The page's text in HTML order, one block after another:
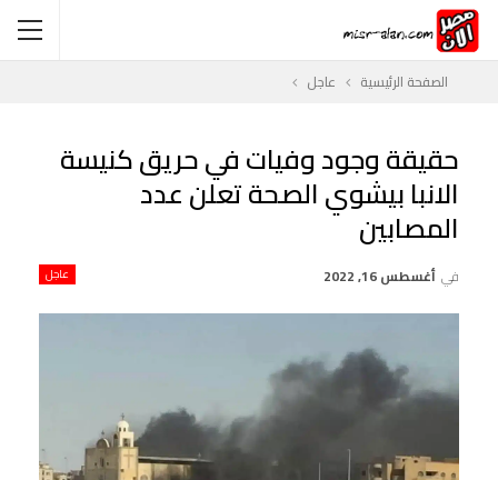
الصفحة الرئيسية عاجل
حقيقة وجود وفيات في حريق كنيسة
الانبا بيشوي الصحة تعلن عدد
المصابين
عاجل في أغسطس 16, 2022